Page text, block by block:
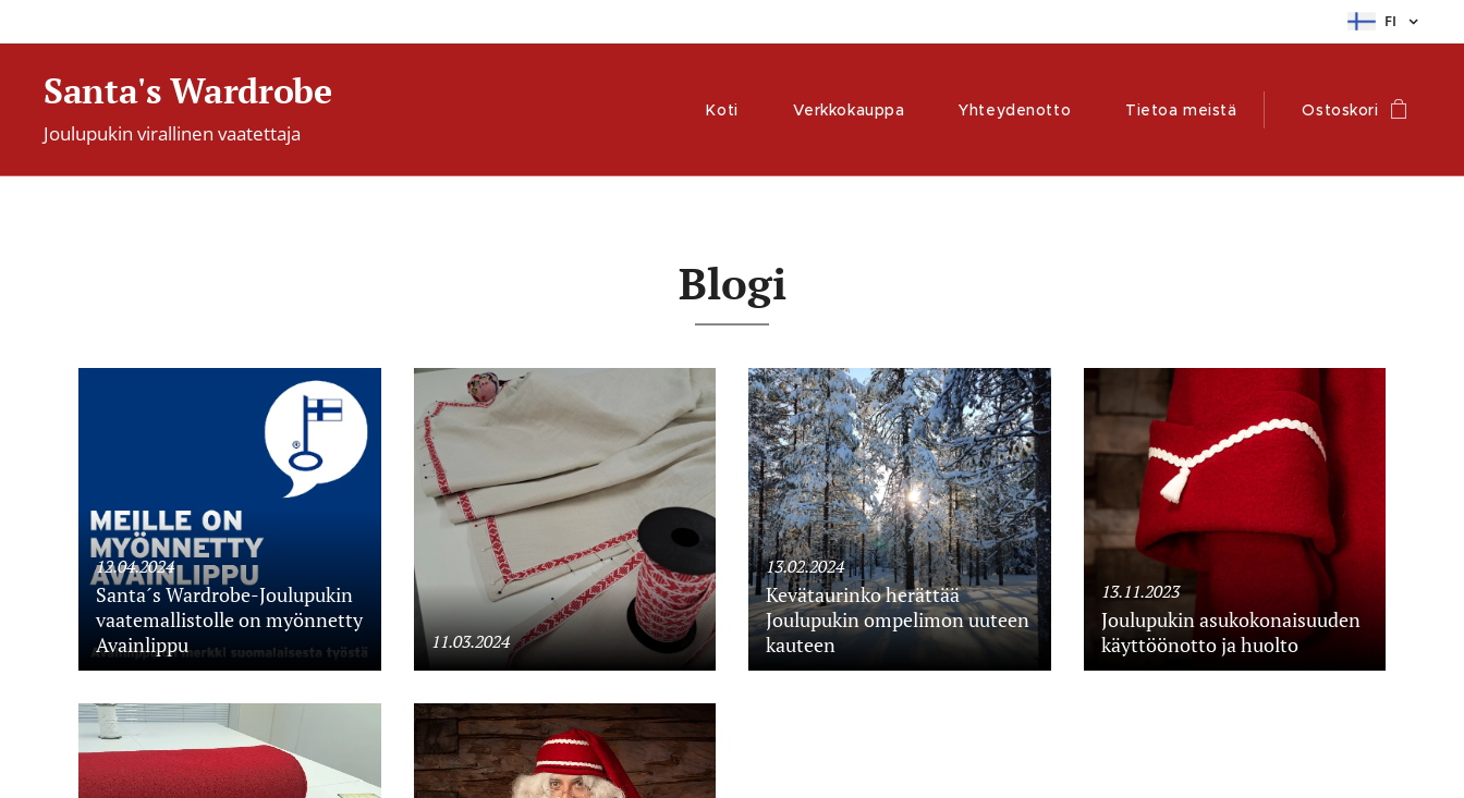
FI
Santa's Wardrobe
Joulupukin virallinen vaatettaja
Koti Verkkokauppa Yhteydenotto Tietoa meistä Ostoskori
Blogi
12.04.2024
Santa´s Wardrobe-Joulupukin
vaatemallistolle on myönnetty
Avainlippu
11.03.2024
13.02.2024
Kevätaurinko herättää
Joulupukin ompelimon uuteen
kauteen
13.11.2023
Joulupukin asukokonaisuuden
käyttöönotto ja huolto